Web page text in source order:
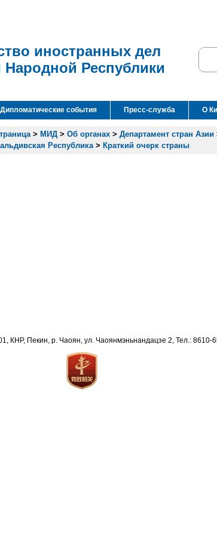
иностранных дел
Народной Республики
Дипломатические события Пресс-служба О
> МИД > Об органах > Департамент стран Азии
Республика> Краткий очерк страны
КНР, Пекин, р. Чаоян, ул. Чаоянмэньнандацзе 2, Тел.: 8610-